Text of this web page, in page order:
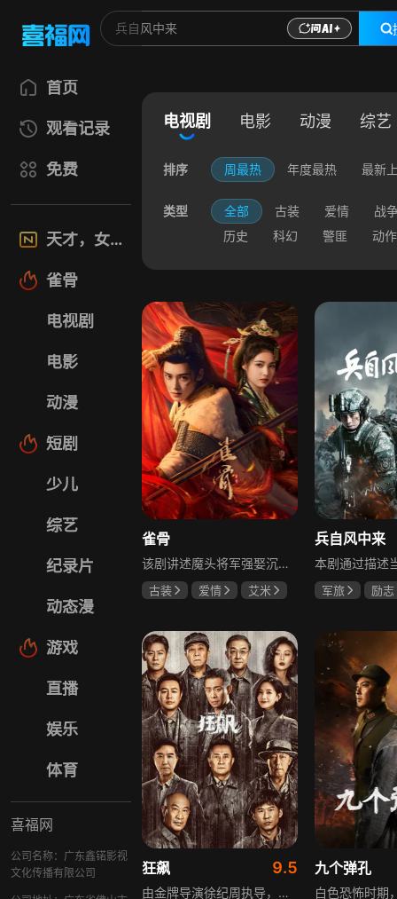
首页
观看记录
免费
天才，女友
雀骨
电视剧
电影
动漫
短剧
少儿
综艺
纪录片
动态漫
游戏
直播
娱乐
体育
喜福网
公司名称：广东鑫锘影视
文化传播有限公司
电视剧 电影 动漫 综艺
排序 周最热 年度最热 最新
类型 全部 古装 爱情
战
历史
科幻 警匪 动作
雀骨
该剧讲述魔头将军强娶沉迷机关术的财迷假千金，两人从契约夫妻起步，在生死局中互扒马甲，爱意与杀意交织共生。过程中他们揭露朝堂阴谋，破解生死乱局，最终共同守护家国太平，融合了权谋、爱情、冒险等多重元素，情节跌宕起伏。
古装 爱情
艾米
兵自风中来
军旅
励志
狂飙 9.5
由金牌导演徐纪周执导，张译、张颂文、李一桐、张志坚、吴刚领衔主演，倪大红、韩童生、李建义特邀主演的中央政法委重点项目。一部扫黑除恶坚决斗争的回忆录，横跨20年的群像叙事全景式展现时代变迁下的黑白较量与复杂人性。
九个弹孔